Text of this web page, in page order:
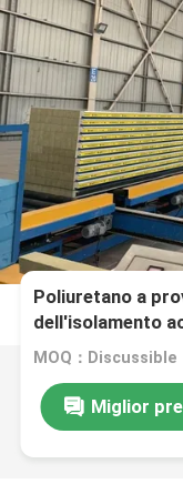
Poliuretano a
dell'isolamento
di lana di roccia
MOQ：Discussible
Miglior